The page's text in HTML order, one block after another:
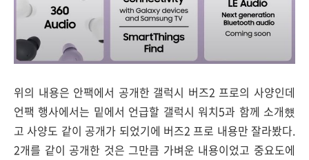
위의 내용은 안팩에서 공개한 갤럭시 버즈2 프로의 사양인데
언팩 행사에서는 밑에서 언급할 갤럭시 워치5과 함께 소개헀
고 사양도 같이 공개가 되었기에 버즈2 프로 내용만 잘라봤다.
2개를 같이 공개한 것은 그만큼 가벼운 내용이었고 중요도에